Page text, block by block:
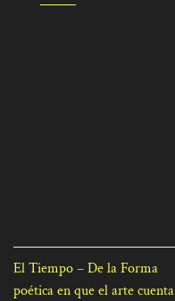
El Tiempo – De la Forma
poética en que el arte cuenta